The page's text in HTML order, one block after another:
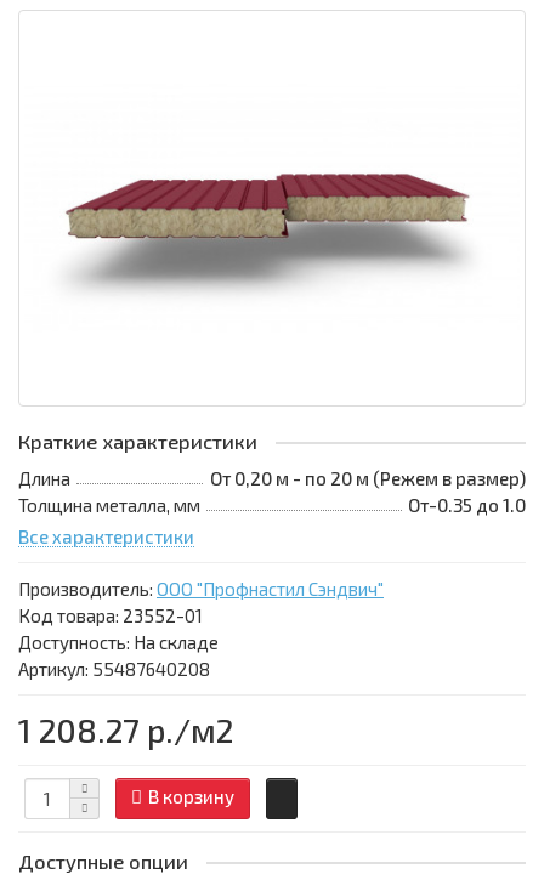
Краткие характеристики
Длина
От 0,20 м - по 20 м (Режем в размер)
Толщина металла, мм
От-0.35 до 1.0
Все характеристики
Производитель: ООО "Профнастил Сэндвич"
Код товара: 23552-01
Доступность: На складе
Артикул: 55487640208
1 208.27 р./м2
В корзину
Доступные опции